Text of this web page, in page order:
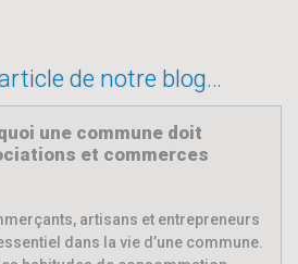
de notre blog…
une commune doit
et commerces
artisans et entrepreneurs
dans la vie d’une commune.